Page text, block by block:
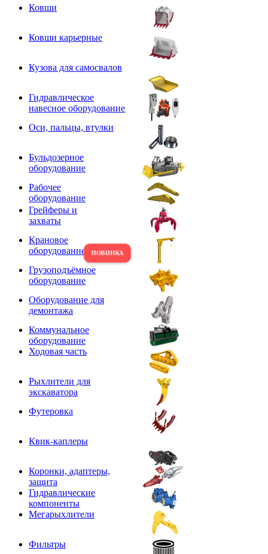
Ковши
Ковши карьерные
Кузова для самосвалов
Гидравлическое
навесное оборудование
Оси, пальцы, втулки
Бульдозерное
оборудование
Рабочее
оборудование
Грейферы и
захваты
Крановое
оборудование
Грузоподъёмное
оборудование
Оборудование для
демонтажа
Коммунальное
оборудование
Ходовая часть
Рыхлители для
экскаватора
Футеровка
Квик-каплеры
Коронки, адаптеры,
защита
Гидравлические
компоненты
Мегарыхлители
Фильтры